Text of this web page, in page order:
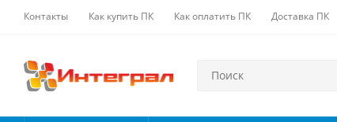
Контакты Как купить ПК Как оплатить ПК Доставка ПК